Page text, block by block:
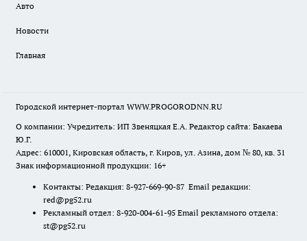
Авто
Новости
Главная
Городской интернет-портал WWW.PROGORODNN.RU
О компании: Учредитель: ИП Звеняцкая Е.А. Редактор сайта: Бакаева
Ю.Г.
Адрес: 610001, Кировская область, г. Киров, ул. Азина, дом № 80, кв. 31
Знак информационной продукции: 16+
Контакты: Редакция: 8-927-669-90-87 Email редакции:
red@pg52.ru
Рекламный отдел: 8-920-004-61-95 Email рекламного отдела:
st@pg52.ru